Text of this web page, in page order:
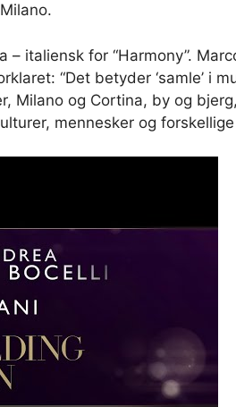
– italiensk for “Harmony”.
“Det betyder ‘samle’ i
Milano og Cortina, by og
mennesker og